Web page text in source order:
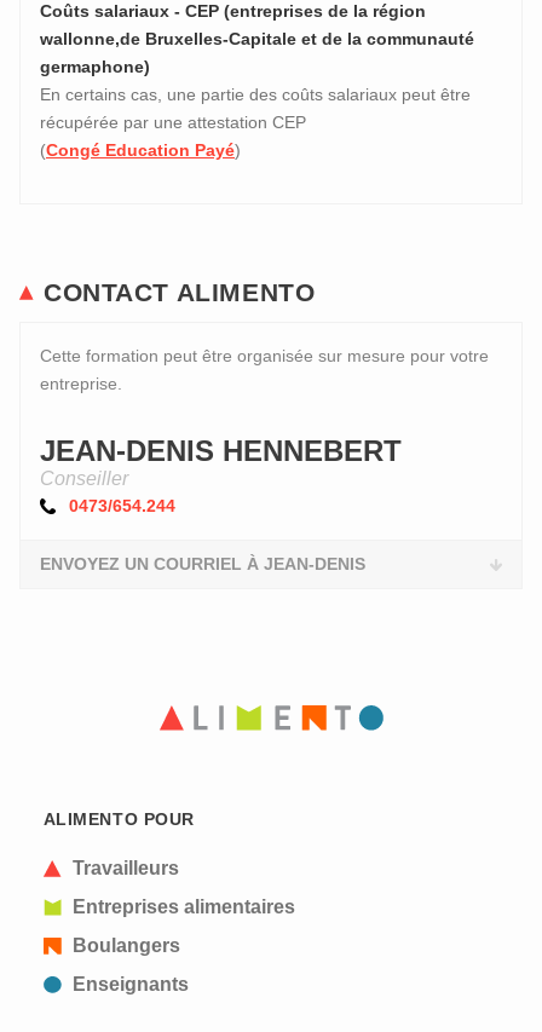
Coûts salariaux - CEP (entreprises de la région
wallonne,de Bruxelles-Capitale et de la communauté
germaphone)
En certains cas, une partie des coûts salariaux peut être
récupérée par une attestation CEP
(Congé Education Payé)
CONTACT ALIMENTO
Cette formation peut être organisée sur mesure pour votre
entreprise.
JEAN-DENIS HENNEBERT
Conseiller
0473/654.244
ENVOYEZ UN COURRIEL À JEAN-DENIS
ALIMENTO POUR
Travailleurs
Entreprises alimentaires
Boulangers
Enseignants